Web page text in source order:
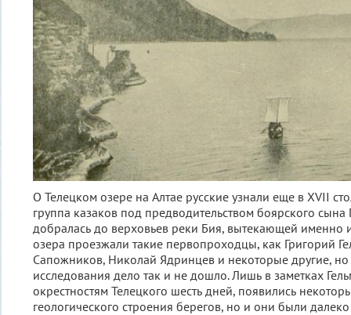
О Телецком озере на Алтае русские узнали еще в XVII
группа казаков под предводительством боярского сына
добралась до верховьев реки Бия, вытекающей именно
озера проезжали такие первопроходцы, как Григорий
Сапожников, Николай Ядринцев и некоторые другие, но
исследования дело так и не дошло. Лишь в заметках
окрестностям Телецкого шесть дней, появились
геологического строения берегов, но и они были